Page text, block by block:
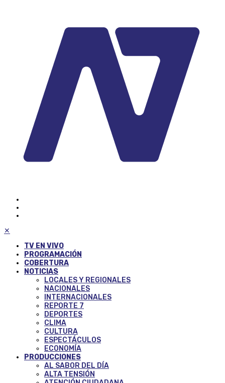
✕
TV EN VIVO
PROGRAMACIÓN
COBERTURA
NOTICIAS
LOCALES Y REGIONALES
NACIONALES
INTERNACIONALES
REPORTE 7
DEPORTES
CLIMA
CULTURA
ESPECTÁCULOS
ECONOMÍA
PRODUCCIONES
AL SABOR DEL DÍA
ALTA TENSIÓN